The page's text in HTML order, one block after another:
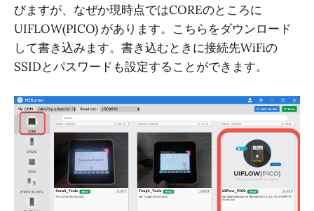
びますが、なぜか現時点ではCOREのところに
UIFLOW(PICO) があります。こちらをダウンロード
して書き込みます。書き込むときに接続先WiFiの
SSIDとパスワードも設定することができます。